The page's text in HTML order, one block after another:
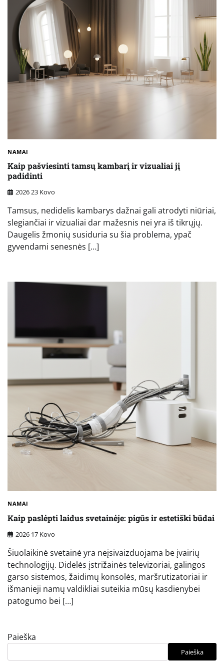
NAMAI
Kaip pašviesinti tamsų kambarį ir vizualiai jį
padidinti
2026 23 Kovo
Tamsus, nedidelis kambarys dažnai gali atrodyti niūriai,
slegiančiai ir vizualiai dar mažesnis nei yra iš tikrųjų.
Daugelis žmonių susiduria su šia problema, ypač
gyvendami senesnės […]
NAMAI
Kaip paslėpti laidus svetainėje: pigūs ir estetiški būdai
2026 17 Kovo
Šiuolaikinė svetainė yra neįsivaizduojama be įvairių
technologijų. Didelės įstrižainės televizoriai, galingos
garso sistemos, žaidimų konsolės, maršrutizatoriai ir
išmanieji namų valdikliai suteikia mūsų kasdienybei
patogumo bei […]
Paieška
Paieška